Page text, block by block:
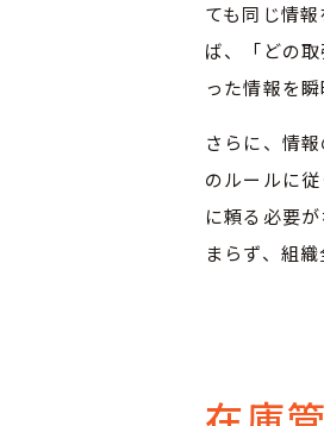
ても同じ情
ば、「どの
った情報を
さらに、情
のルールに
に頼る必要
まらず、組